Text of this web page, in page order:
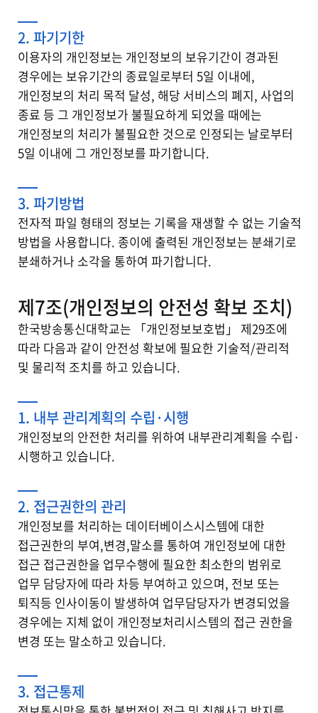
2. 파기기한
이용자의 개인정보는 개인정보의 보유기간이 경과된
경우에는 보유기간의 종료일로부터 5일 이내에,
개인정보의 처리 목적 달성, 해당 서비스의 폐지, 사업의
종료 등 그 개인정보가 불필요하게 되었을 때에는
개인정보의 처리가 불필요한 것으로 인정되는 날로부터
5일 이내에 그 개인정보를 파기합니다.
3. 파기방법
전자적 파일 형태의 정보는 기록을 재생할 수 없는 기술적
방법을 사용합니다. 종이에 출력된 개인정보는 분쇄기로
분쇄하거나 소각을 통하여 파기합니다.
제7조(개인정보의 안전성 확보 조치)
한국방송통신대학교는 「개인정보보호법」 제29조에
따라 다음과 같이 안전성 확보에 필요한 기술적/관리적
및 물리적 조치를 하고 있습니다.
1. 내부 관리계획의 수립·시행
개인정보의 안전한 처리를 위하여 내부관리계획을 수립·
시행하고 있습니다.
2. 접근권한의 관리
개인정보를 처리하는 데이터베이스시스템에 대한
접근권한의 부여,변경,말소를 통하여 개인정보에 대한
접근 접근권한을 업무수행에 필요한 최소한의 범위로
업무 담당자에 따라 차등 부여하고 있으며, 전보 또는
퇴직등 인사이동이 발생하여 업무담당자가 변경되었을
경우에는 지체 없이 개인정보처리시스템의 접근 권한을
변경 또는 말소하고 있습니다.
3. 접근통제